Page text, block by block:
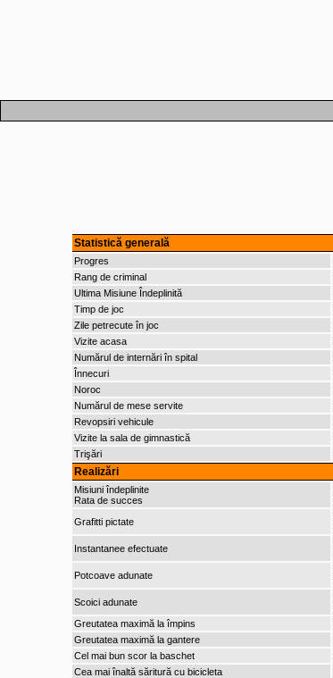
Statistică generală
Progres
Rang de criminal
Ultima Misiune Îndeplinită
Timp de joc
Zile petrecute în joc
Vizite acasa
Numărul de internări în spital
Înnecuri
Noroc
Numărul de mese servite
Revopsiri vehicule
Vizite la sala de gimnastică
Trişări
Realizări
Misiuni îndeplinite
Rata de succes
Grafitti pictate
Instantanee efectuate
Potcoave adunate
Scoici adunate
Greutatea maximă la împins
Greutatea maximă la gantere
Cel mai bun scor la baschet
Cea mai înaltă săritură cu bicicleta